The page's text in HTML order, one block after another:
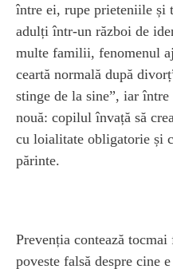
între ei, rupe prieteniile și
adulți într-un război de
multe familii, fenomenul
ceartă normală după
stinge de la sine”, iar
nouă: copilul învață să
cu loialitate obligatorie și
părinte.
Prevenția contează
poveste falsă despre cine